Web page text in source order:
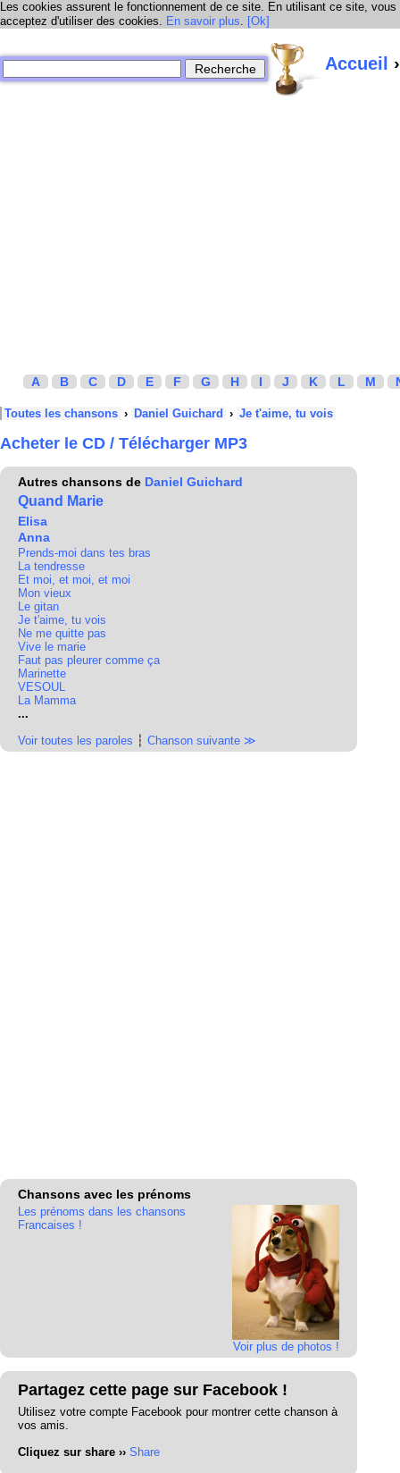
Les cookies assurent le fonctionnement de ce site. En utilisant ce site, vous
acceptez d'utiliser des cookies. En savoir plus. [Ok]
Accueil
A B C D E F G H I J K L M
Toutes les chansons › Daniel Guichard › Je t'aime, tu vois
Acheter le CD / Télécharger MP3
Autres chansons de Daniel Guichard
Quand Marie
Elisa
Anna
Prends-moi dans tes bras
La tendresse
Et moi, et moi, et moi
Mon vieux
Le gitan
Je t'aime, tu vois
Ne me quitte pas
Vive le marie
Faut pas pleurer comme ça
Marinette
VESOUL
La Mamma
...
Voir toutes les paroles ┆ Chanson suivante ≫
Chansons avec les prénoms
Voir plus de photos !
Les prénoms dans les chansons
Francaises !
Partagez cette page sur Facebook !
Utilisez votre compte Facebook pour montrer cette chanson à
vos amis.
Cliquez sur share ›› Share